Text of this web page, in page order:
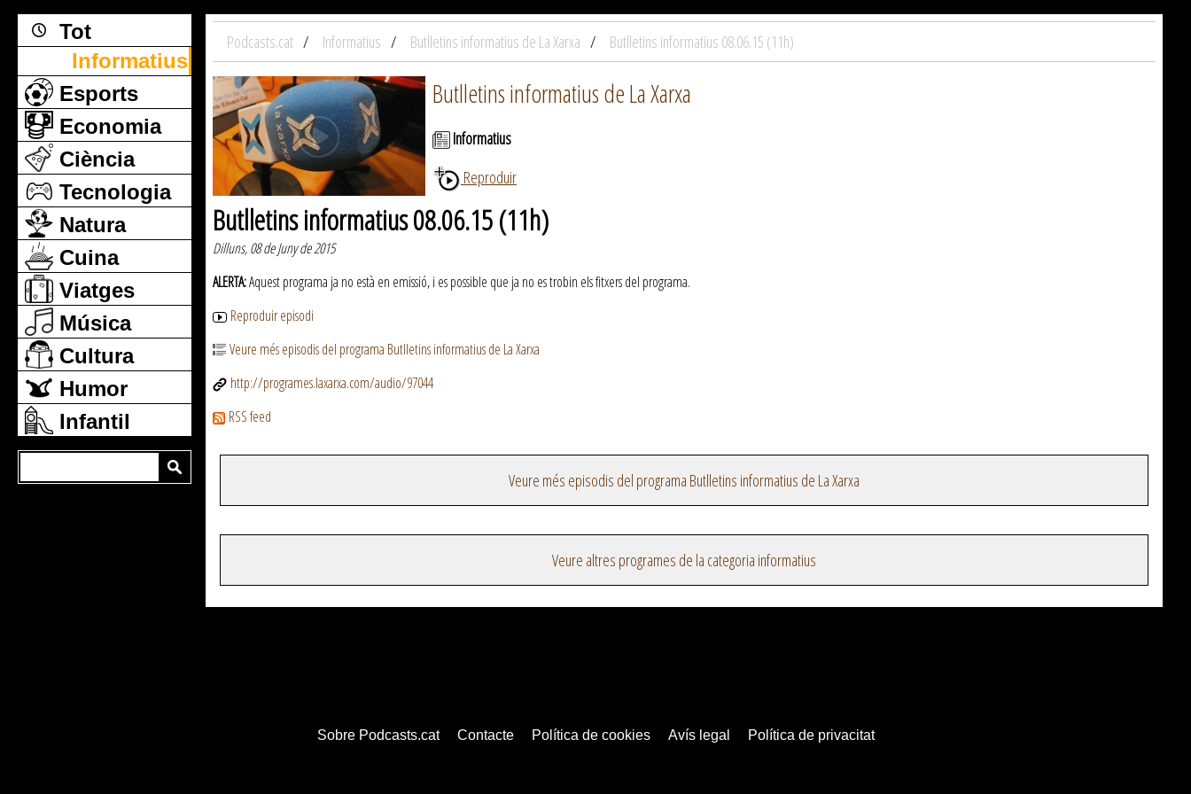
Tot
Informatius
Esports
Economia
Ciència
Tecnologia
Natura
Cuina
Viatges
Música
Cultura
Humor
Infantil
Podcasts.cat Informatius Butlletins informatius de La Xarxa Butlletins informatius 08.06.15 (11h)
Butlletins informatius de La Xarxa
Informatius
Reproduir
Butlletins informatius 08.06.15 (11h)
Dilluns, 08 de Juny de 2015
ALERTA:Aquest programa ja no està en emissió, i es possible que ja no es trobin els fitxers del programa.
Reproduir episodi
Veure més episodis del programa Butlletins informatius de La Xarxa
http://programes.laxarxa.com/audio/97044
RSS feed
Veure més episodis del programa Butlletins informatius de La Xarxa
Veure altres programes de la categoria informatius
Sobre Podcasts.cat Contacte Política de cookies Avís legal Política de privacitat